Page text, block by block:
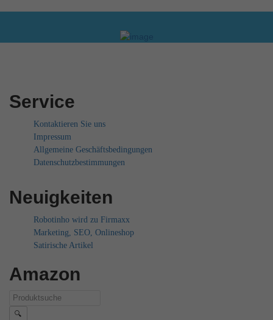
Service
Kontaktieren Sie uns
Impressum
Allgemeine Geschäftsbedingungen
Datenschutzbestimmungen
Neuigkeiten
Robotinho wird zu Firmaxx
Marketing, SEO, Onlineshop
Satirische Artikel
Amazon
🔍